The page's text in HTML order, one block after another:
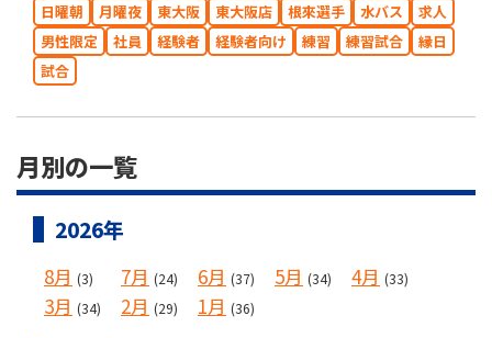
日曜朝
月曜夜 東大阪 東大阪店 根來選手 水バス
求人
男性限定
社員 経験者 経験者向け 練習 練習試合
縁日
試合
月別の一覧
2026年
8月 (3) 7月 (24) 6月 (37) 5月 (34) 4月 (33)
3月 (34) 2月 (29) 1月 (36)